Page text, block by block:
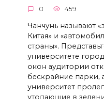
0 459
Чанчунь называют
Китая» и
страны».
университете
окон аудитории
бескрайние парки,
университет
утопающие в